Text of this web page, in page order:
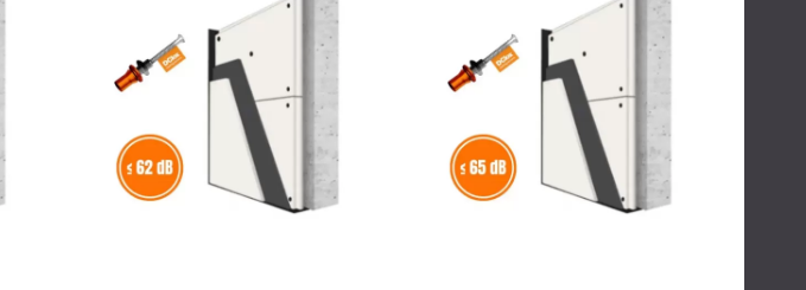
РОССИЯ | RU
USA | US
SOUTH AFRICA | ZA